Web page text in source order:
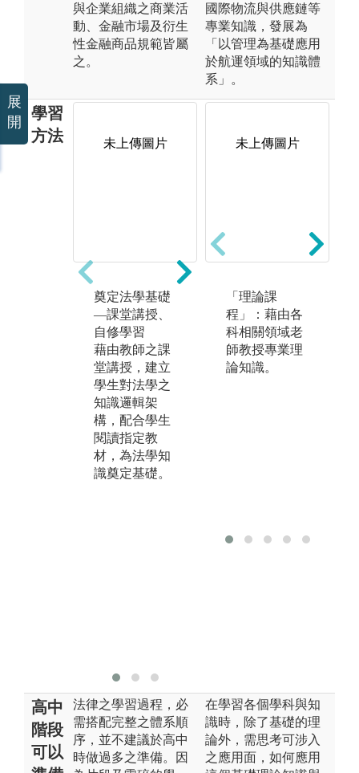
與企業組織之商業活
動、金融市場及衍生
性金融商品規範皆屬
之。
國際物流與供應鏈等
專業知識，發展為
「以管理為基礎應用
於航運領域的知識體
系」。
學習
方法
未上傳圖片
奠定法學基礎
—課堂講授、
自修學習
藉由教師之課
堂講授，建立
學生對法學之
知識邏輯架
構，配合學生
閱讀指定教
材，為法學知
識奠定基礎。
未上傳圖片
實務應用－業
師授課
法學屬於高度
實用性之學
科，在財經法
學生結合理論
未上傳圖片
「理論課
程」：藉由各
科相關領域老
師教授專業理
論知識。
高中
階段
可以
法律之學習過程，必
需搭配完整之體系順
序，並不建議於高中
時做過多之準備。因
在學習各個學科與知
識時，除了基礎的理
論外，需思考可涉入
之應用面，如何應用
展
開